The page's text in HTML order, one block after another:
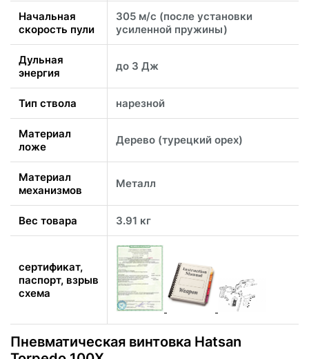
Начальная
скорость пули
305 м/с (после установки
усиленной пружины)
Дульная
энергия
до 3 Дж
Тип ствола нарезной
Материал
ложе
Дерево (турецкий орех)
Материал
механизмов
Металл
Вес товара 3.91 кг
сертификат,
паспорт, взрыв
схема
Пневматическая винтовка Hatsan